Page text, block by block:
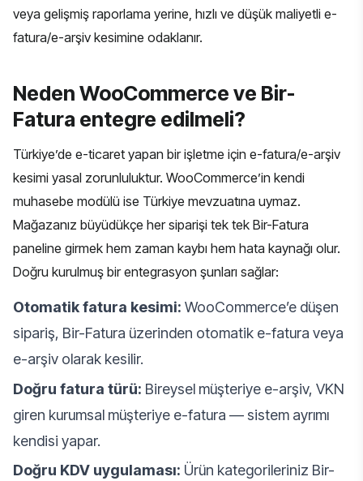
veya gelişmiş raporlama yerine, hızlı ve düşük maliyetli e-
fatura/e-arşiv kesimine odaklanır.
Neden WooCommerce ve Bir-
Fatura entegre edilmeli?
Türkiye’de e-ticaret yapan bir işletme için e-fatura/e-arşiv
kesimi yasal zorunluluktur. WooCommerce’in kendi
muhasebe modülü ise Türkiye mevzuatına uymaz.
Mağazanız büyüdükçe her siparişi tek tek Bir-Fatura
paneline girmek hem zaman kaybı hem hata kaynağı olur.
Doğru kurulmuş bir entegrasyon şunları sağlar:
Otomatik fatura kesimi: WooCommerce’e düşen
sipariş, Bir-Fatura üzerinden otomatik e-fatura veya
e-arşiv olarak kesilir.
Doğru fatura türü: Bireysel müşteriye e-arşiv, VKN
giren kurumsal müşteriye e-fatura — sistem ayrımı
kendisi yapar.
Doğru KDV uygulaması: Ürün kategorileriniz Bir-